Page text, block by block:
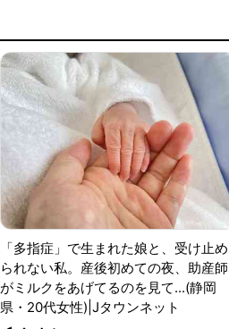
「多指症」で生まれた娘と、受け止め
られない私。産後初めての夜、助産師
がミルクをあげてるのを見て...(静岡
県・20代女性)|Jタウンネット